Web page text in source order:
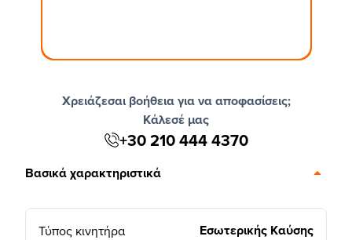
Χρειάζεσαι βοήθεια για να αποφασίσεις;
Κάλεσέ μας
+30 210 444 4370
Βασικά χαρακτηριστικά
Τύπος κινητήρα Εσωτερικής Καύσης